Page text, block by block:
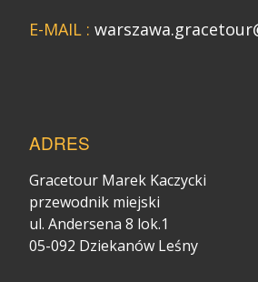
E-MAIL :
ADRES
Gracetour Marek Kaczycki
przewodnik miejski
ul. Andersena 8 lok.1
05-092 Dziekanów Leśny